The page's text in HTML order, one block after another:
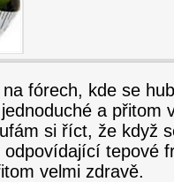
fórech, kde se
a přitom
si říct, že když
tepové
velmi zdravě.